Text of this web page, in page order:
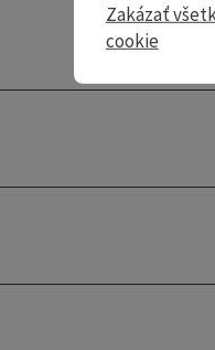
Zakázať
cookie